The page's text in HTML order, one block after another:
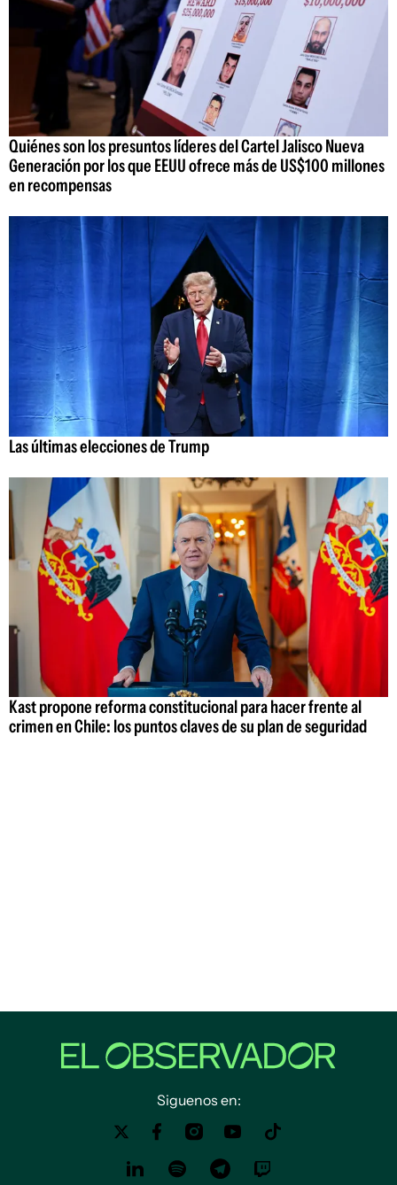
Quiénes son los presuntos líderes del Cartel Jalisco Nueva
Generación por los que EEUU ofrece más de US$100 millones
en recompensas
Las últimas elecciones de Trump
Kast propone reforma constitucional para hacer frente al
crimen en Chile: los puntos claves de su plan de seguridad
Siguenos en: